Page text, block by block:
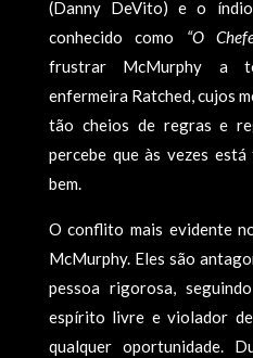
(Danny DeVito) e o índio
conhecido como “O
frustrar McMurphy a
enfermeira Ratched, cujos
tão cheios de regras e
percebe que às vezes
bem.
O conflito mais evidente
McMurphy. Eles são
pessoa rigorosa,
espírito livre e violador
qualquer oportunidade.